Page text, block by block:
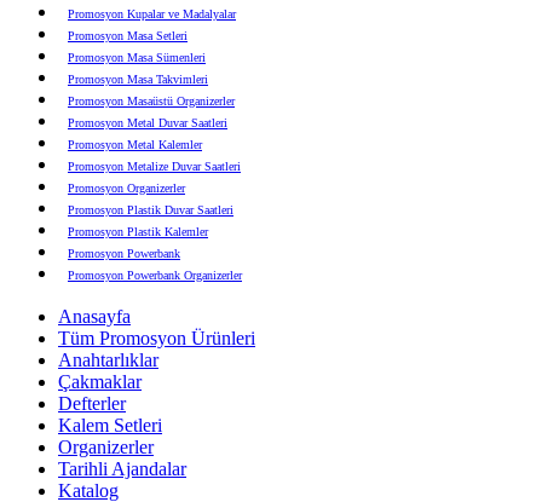
Promosyon Kupalar ve Madalyalar
Promosyon Masa Setleri
Promosyon Masa Sümenleri
Promosyon Masa Takvimleri
Promosyon Masaüstü Organizerler
Promosyon Metal Duvar Saatleri
Promosyon Metal Kalemler
Promosyon Metalize Duvar Saatleri
Promosyon Organizerler
Promosyon Plastik Duvar Saatleri
Promosyon Plastik Kalemler
Promosyon Powerbank
Promosyon Powerbank Organizerler
Promosyon Şapka
Promosyon Sekreter Bloknotlar
Promosyon Seramik ve Porselen Ürünler
Promosyon Speakerlar
Promosyon Tarihli Ajandalar
Promosyon Teknoloji Ürünleri
Promosyon Telefon Standları
Promosyon Termoslar
Promosyon Tişörtler
Anasayfa
Tüm Promosyon Ürünleri
Anahtarlıklar
Çakmaklar
Defterler
Kalem Setleri
Organizerler
Tarihli Ajandalar
Katalog